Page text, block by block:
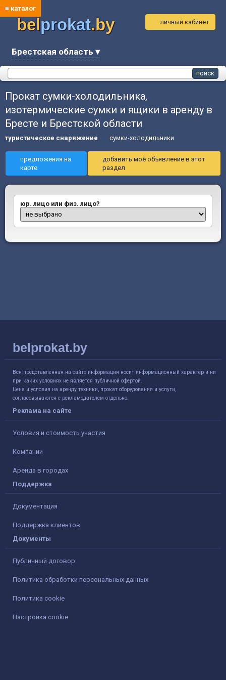
≡ каталог
belprokat.by
Брестская область ▾
личный кабинет
Прокат сумки-холодильника,
изотермические сумки и ящики в аренду в
Бресте и Брестской области
туристическое снаряжение сумки-холодильники
предложения на
карте
добавить моё объявление в этот
раздел
юр. лицо или физ. лицо?
belprokat.by
Вся представленная на сайте информация носит информационный характер и ни
при каких условиях не является публичной офертой.
Цена и условия на аренду техники, прокат оборудования и услуги,
согласовываются с рекламодателем отдельно.
Реклама на сайте
Условия и стоимость участия
Компании
Аренда в городах
Поддержка
Документация
Поддержка клиентов
Документы
Публичный договор
Политика обработки персональных данных
Политика cookie
Настройка cookie